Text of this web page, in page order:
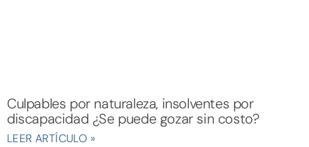
Culpables por naturaleza, insolventes por
discapacidad ¿Se puede gozar sin costo?
LEER ARTÍCULO »